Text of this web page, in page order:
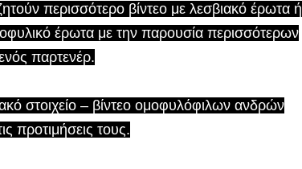
περισσότερο βίντεο με λεσβιακό έρωτα ή
έρωτα με την παρουσία περισσότερων
παρτενέρ.
στοιχείο – βίντεο ομοφυλόφιλων ανδρών
προτιμήσεις τους.